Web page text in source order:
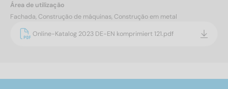
Área de utilização
Fachada, Construção de máquinas, Construção em metal
Online-Katalog 2023 DE-EN komprimiert 121.pdf